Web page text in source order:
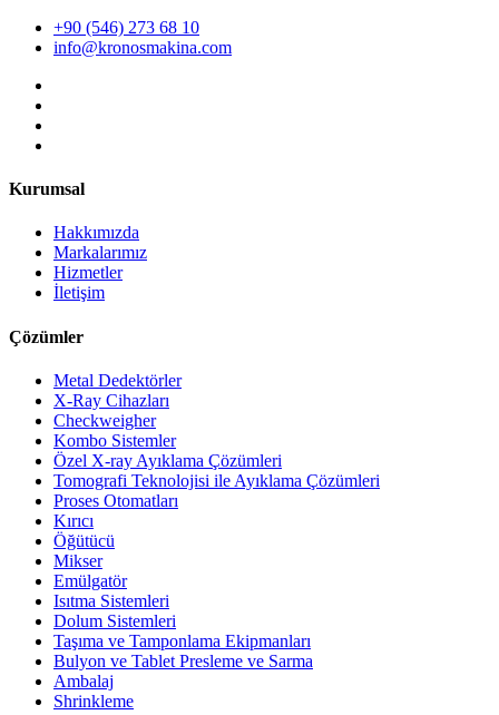
+90 (546) 273 68 10
info@kronosmakina.com
Kurumsal
Hakkımızda
Markalarımız
Hizmetler
İletişim
Çözümler
Metal Dedektörler
X-Ray Cihazları
Checkweigher
Kombo Sistemler
Özel X-ray Ayıklama Çözümleri
Tomografi Teknolojisi ile Ayıklama Çözümleri
Proses Otomatları
Kırıcı
Öğütücü
Mikser
Emülgatör
Isıtma Sistemleri
Dolum Sistemleri
Taşıma ve Tamponlama Ekipmanları
Bulyon ve Tablet Presleme ve Sarma
Ambalaj
Shrinkleme